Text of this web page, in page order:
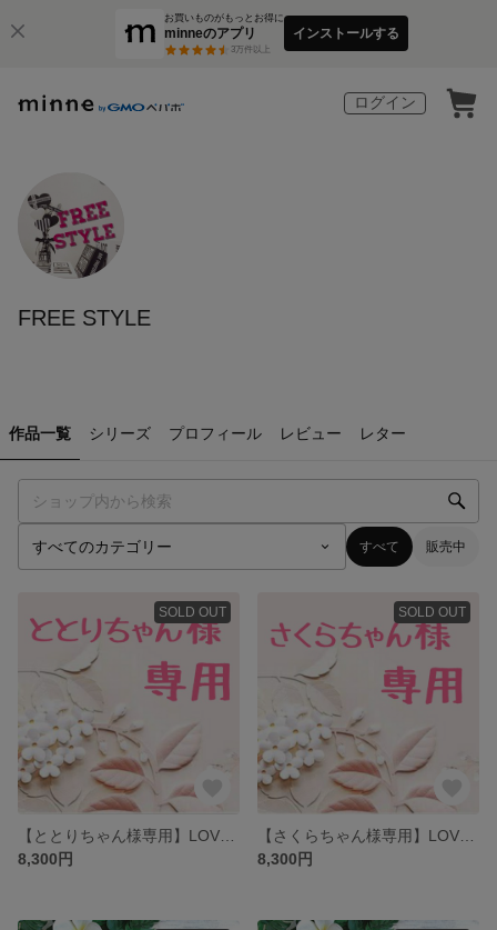
お買いものがもっとお得に
minneのアプリ
3万件以上
インストールする
ログイン
FREE STYLE
作品一覧 シリーズ プロフィール レビュー レター
すべて 販売中
SOLD OUT
8,300円
SOLD OUT
8,300円